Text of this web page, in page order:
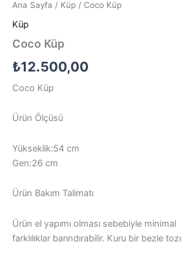
Ana Sayfa / Küp / Coco Küp
Küp
Coco Küp
₺12.500,00
Coco Küp
Ürün Ölçüsü
Yükseklik:54 cm
Gen:26 cm
Ürün Bakım Talimatı
Ürün el yapımı olması sebebiyle minimal
farklılıklar barındırabilir. Kuru bir bezle